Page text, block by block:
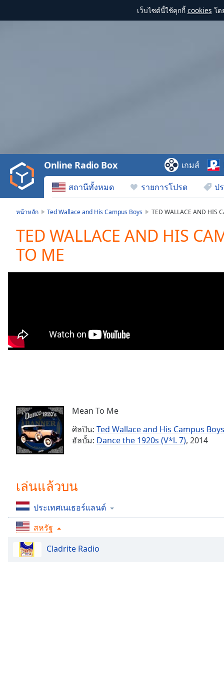
เว็บไซต์นี้ใช้คุกกี้ cookies โด
Video
Play
Backward
Skip
Current
Time0:00
Duration -:-
Loaded:
Seek to
live,
currently
behind
Playback
Rate
Chapters
Descriptions
descriptions
off,
selected
Subtitles
สถานีทั้งหมด รายการโปรด ป
Online Radio Box เกมส์
หน้าหลัก Ted Wallace and His Campus Boys TED WALLACE AND HIS
TED WALLACE AND HIS
TO ME
Mean To Me
ศิลปิน: Ted Wallace and His Campus Boys
อัลบั้ม: Dance the 1920s (V*l. 7), 2014
เล่นแล้วบน
ประเทศเนเธอร์แลนด์
สหรัฐ
Cladrite Radio